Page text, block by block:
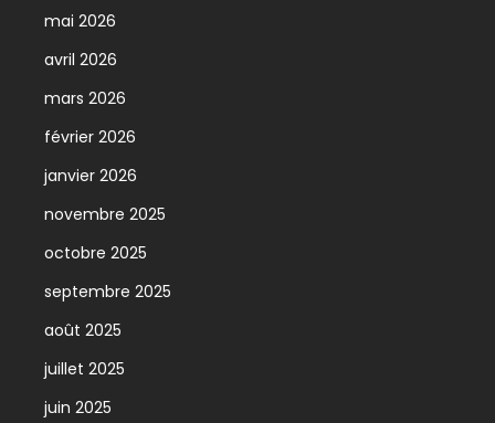
mai 2026
avril 2026
mars 2026
février 2026
janvier 2026
novembre 2025
octobre 2025
septembre 2025
août 2025
juillet 2025
juin 2025